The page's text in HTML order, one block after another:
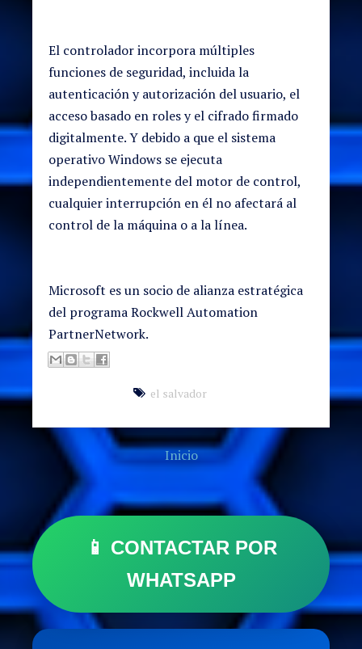
El controlador incorpora múltiples
funciones de seguridad, incluida la
autenticación y autorización del usuario, el
acceso basado en roles y el cifrado firmado
digitalmente. Y debido a que el sistema
operativo Windows se ejecuta
independientemente del motor de control,
cualquier interrupción en él no afectará al
control de la máquina o a la línea.
Microsoft es un socio de alianza estratégica
del programa Rockwell Automation
PartnerNetwork.
el salvador
Inicio
📱 CONTACTAR POR
WHATSAPP